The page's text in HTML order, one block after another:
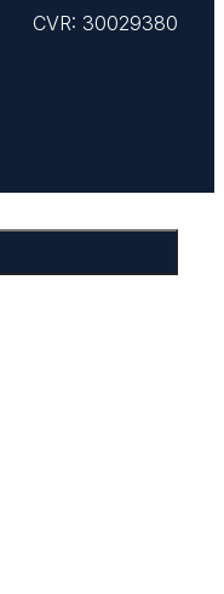
CVR: 30029380